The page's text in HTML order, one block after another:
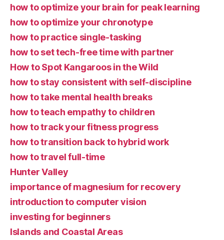
how to optimize your brain for peak learning
how to optimize your chronotype
how to practice single-tasking
how to set tech-free time with partner
How to Spot Kangaroos in the Wild
how to stay consistent with self-discipline
how to take mental health breaks
how to teach empathy to children
how to track your fitness progress
how to transition back to hybrid work
how to travel full-time
Hunter Valley
importance of magnesium for recovery
introduction to computer vision
investing for beginners
Islands and Coastal Areas